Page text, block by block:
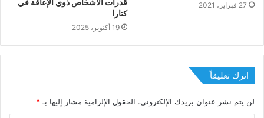
27 فبراير، 2021
كتارا
19 أكتوبر، 2025
اترك تعليقاً
لن يتم نشر عنوان بريدك الإلكتروني. الحقول الإلزامية مشار إليها بـ *